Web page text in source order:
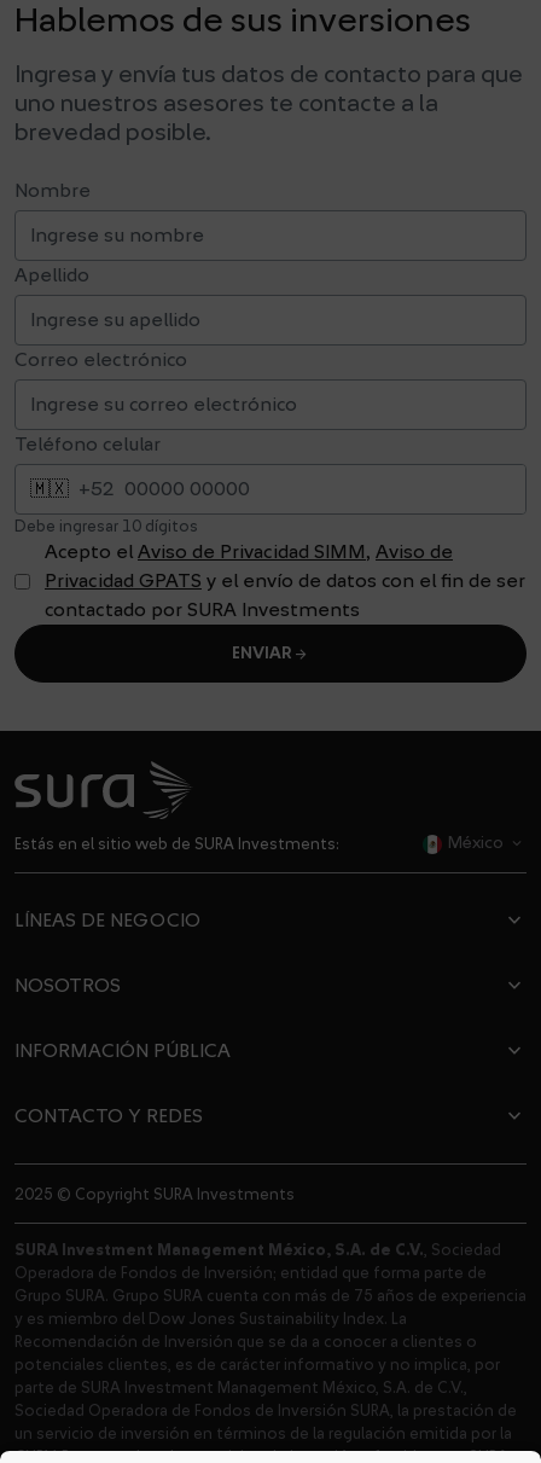
Hablemos de sus inversiones
Ingresa y envía tus datos de contacto para que
uno nuestros asesores te contacte a la
brevedad posible.
Nombre
Apellido
Correo electrónico
Teléfono celular
🇲🇽 +52
Debe ingresar 10 dígitos
Acepto el Aviso de Privacidad SIMM , Aviso de
Privacidad GPATS y el envío de datos con el fin de ser
contactado por SURA Investments
ENVIAR arrow_forward
Estás en el sitio web de SURA Investments: México
dropdown
LÍNEAS DE NEGOCIO
dropdown
NOSOTROS
dropdown
INFORMACIÓN PÚBLICA
dropdown
CONTACTO Y REDES
dropdown
2025 © Copyright SURA Investments
SURA Investment Management México, S.A. de C.V. , Sociedad
Operadora de Fondos de Inversión; entidad que forma parte de
Grupo SURA. Grupo SURA cuenta con más de 75 años de experiencia
y es miembro del Dow Jones Sustainability Index. La
Recomendación de Inversión que se da a conocer a clientes o
potenciales clientes, es de carácter informativo y no implica, por
parte de SURA Investment Management México, S.A. de C.V.,
Sociedad Operadora de Fondos de Inversión SURA, la prestación de
un servicio de inversión en términos de la regulación emitida por la
CNBV. Para acceder a los servicios de inversión ofrecidos por SURA